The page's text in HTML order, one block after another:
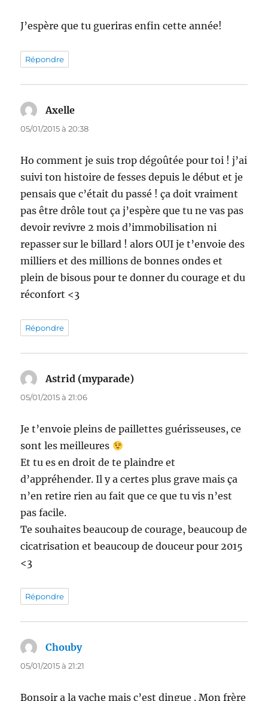
J’espère que tu gueriras enfin cette année!
Répondre
Axelle
05/01/2015 à 20:38
Ho comment je suis trop dégoûtée pour toi ! j’ai
suivi ton histoire de fesses depuis le début et je
pensais que c’était du passé ! ça doit vraiment
pas être drôle tout ça j’espère que tu ne vas pas
devoir revivre 2 mois d’immobilisation ni
repasser sur le billard ! alors OUI je t’envoie des
milliers et des millions de bonnes ondes et
plein de bisous pour te donner du courage et du
réconfort <3
Répondre
Astrid (myparade)
05/01/2015 à 21:06
Je t’envoie pleins de paillettes guérisseuses, ce
sont les meilleures
Et tu es en droit de te plaindre et
d’appréhender. Il y a certes plus grave mais ça
n’en retire rien au fait que ce que tu vis n’est
pas facile.
Te souhaites beaucoup de courage, beaucoup de
cicatrisation et beaucoup de douceur pour 2015
<3
Répondre
Choubydit :
05/01/2015 à 21:21
Bonsoir a la vache mais c’est dingue . Mon frère